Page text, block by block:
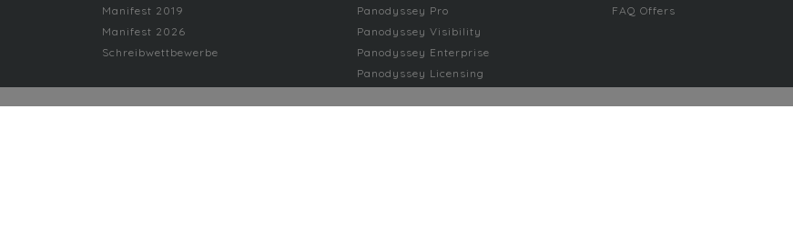
Manifest 2019
Manifest 2026
Schreibwettbewerbe
Panodyssey Pro
Panodyssey Visibility
Panodyssey Enterprise
Panodyssey Licensing
FAQ Offers